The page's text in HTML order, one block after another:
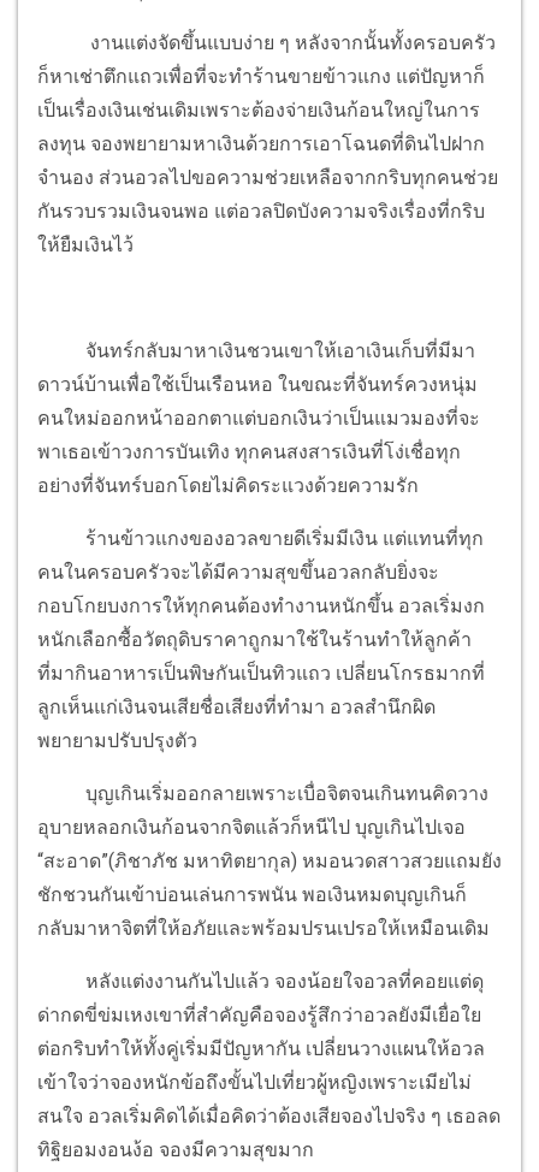
งานแต่งจัดขึ้นแบบง่าย ๆ หลังจากนั้นทั้งครอบครัว
ก็หาเช่าตึกแถวเพื่อที่จะทำร้านขายข้าวแกง แต่ปัญหาก็
เป็นเรื่องเงินเช่นเดิมเพราะต้องจ่ายเงินก้อนใหญ่ในการ
ลงทุน จองพยายามหาเงินด้วยการเอาโฉนดที่ดินไปฝาก
จำนอง ส่วนอวลไปขอความช่วยเหลือจากกริบทุกคนช่วย
กันรวบรวมเงินจนพอ แต่อวลปิดบังความจริงเรื่องที่กริบ
ให้ยืมเงินไว้
จันทร์กลับมาหาเงินชวนเขาให้เอาเงินเก็บที่มีมา
ดาวน์บ้านเพื่อใช้เป็นเรือนหอ ในขณะที่จันทร์ควงหนุ่ม
คนใหม่ออกหน้าออกตาแต่บอกเงินว่าเป็นแมวมองที่จะ
พาเธอเข้าวงการบันเทิง ทุกคนสงสารเงินที่โง่เชื่อทุก
อย่างที่จันทร์บอกโดยไม่คิดระแวงด้วยความรัก
ร้านข้าวแกงของอวลขายดีเริ่มมีเงิน แต่แทนที่ทุก
คนในครอบครัวจะได้มีความสุขขึ้นอวลกลับยิ่งจะ
กอบโกยบงการให้ทุกคนต้องทำงานหนักขึ้น อวลเริ่มงก
หนักเลือกซื้อวัตถุดิบราคาถูกมาใช้ในร้านทำให้ลูกค้า
ที่มากินอาหารเป็นพิษกันเป็นทิวแถว เปลี่ยนโกรธมากที่
ลูกเห็นแก่เงินจนเสียชื่อเสียงที่ทำมา อวลสำนึกผิด
พยายามปรับปรุงตัว
บุญเกินเริ่มออกลายเพราะเบื่อจิตจนเกินทนคิดวาง
อุบายหลอกเงินก้อนจากจิตแล้วก็หนีไป บุญเกินไปเจอ
“สะอาด”(ภิชาภัช มหาทิตยากุล) หมอนวดสาวสวยแถมยัง
ชักชวนกันเข้าบ่อนเล่นการพนัน พอเงินหมดบุญเกินก็
กลับมาหาจิตที่ให้อภัยและพร้อมปรนเปรอให้เหมือนเดิม
หลังแต่งงานกันไปแล้ว จองน้อยใจอวลที่คอยแต่ดุ
ด่ากดขี่ข่มเหงเขาที่สำคัญคือจองรู้สึกว่าอวลยังมีเยื่อใย
ต่อกริบทำให้ทั้งคู่เริ่มมีปัญหากัน เปลี่ยนวางแผนให้อวล
เข้าใจว่าจองหนักข้อถึงขั้นไปเที่ยวผู้หญิงเพราะเมียไม่
สนใจ อวลเริ่มคิดได้เมื่อคิดว่าต้องเสียจองไปจริง ๆ เธอลด
ทิฐิยอมงอนง้อ จองมีความสุขมาก